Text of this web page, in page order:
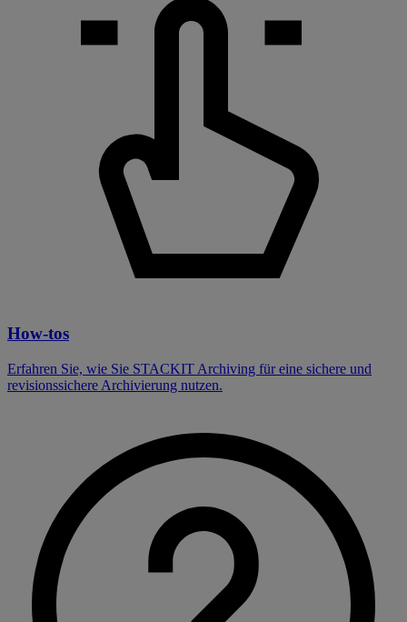
How-tos
Erfahren Sie, wie Sie STACKIT Archiving für eine sichere und
revisionssichere Archivierung nutzen.